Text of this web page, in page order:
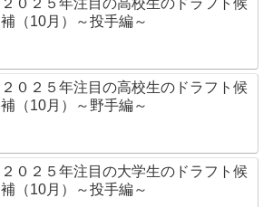
２０２５年注目の高校生のドラフト候
補（10月）～投手編～
２０２５年注目の高校生のドラフト候
補（10月）～野手編～
２０２５年注目の大学生のドラフト候
補（10月）～投手編～